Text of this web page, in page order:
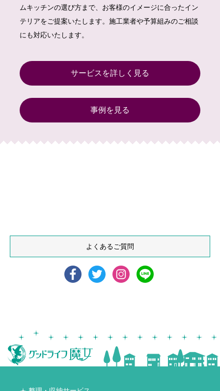
ムキッチンの選び方まで、お客様のイメージに合ったイン
テリアをご提案いたします。施工業者や予算組みのご相談
にも対応いたします。
サービスを詳しく見る
事例を見る
よくあるご質問